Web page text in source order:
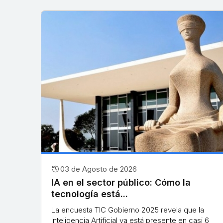
history03 de Agosto de 2026
IA en el sector público: Cómo la
tecnología está...
La encuesta TIC Gobierno 2025 revela que la
Inteligencia Artificial ya está presente en casi 6